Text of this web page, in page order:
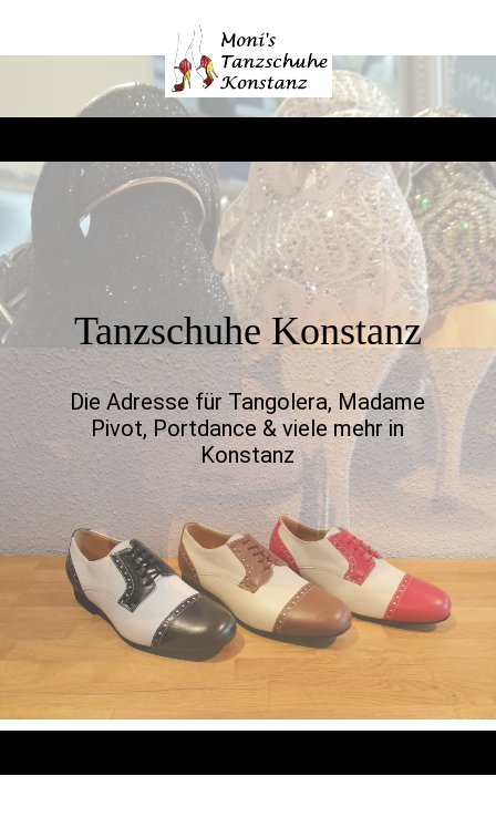
Tanzschuhe Konstanz
Die Adresse für Tangolera, Madame
Pivot, Portdance & viele mehr in
Konstanz